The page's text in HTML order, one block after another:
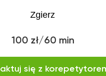
Zgierz
100 zł/60 min
się z